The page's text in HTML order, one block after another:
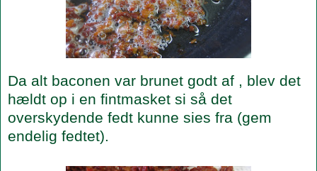
Da alt baconen var brunet godt af , blev det
hældt op i en fintmasket si så det
overskydende fedt kunne sies fra (gem
endelig fedtet).